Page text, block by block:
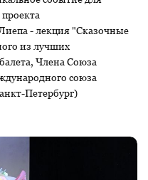
- лекция "Сказочные
из лучших
Члена Союза
союза
Петербург)